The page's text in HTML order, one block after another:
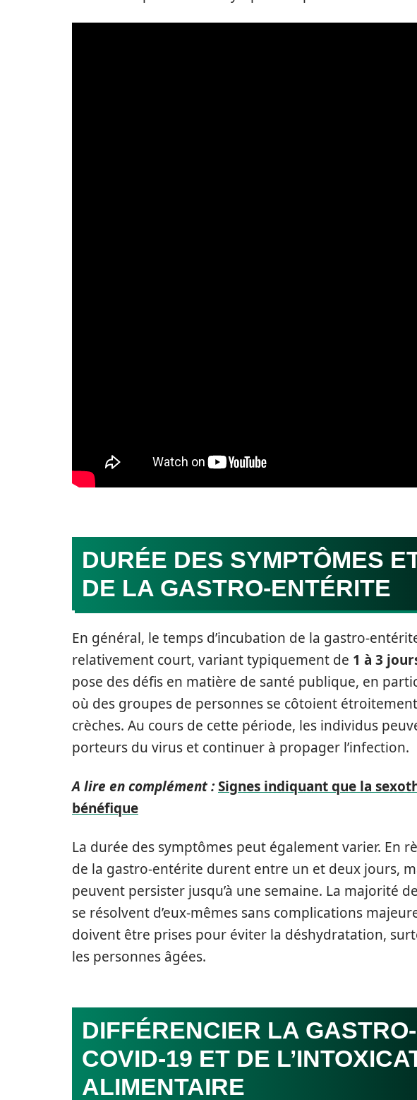
DURÉE DES SYMPTÔMES
DE LA GASTRO-ENTÉRITE
En général, le temps d’incubation de la gastro-
relativement court, variant typiquement de 1 à 3
pose des défis en matière de santé publique, en
où des groupes de personnes se côtoient
crèches. Au cours de cette période, les individus
porteurs du virus et continuer à propager l’infection.
A lire en complément :Signes indiquant que la
bénéfique
La durée des symptômes peut également varier. En
de la gastro-entérite durent entre un et deux jours,
peuvent persister jusqu’à une semaine. La majorité
se résolvent d’eux-mêmes sans complications
doivent être prises pour éviter la déshydratation,
les personnes âgées.
DIFFÉRENCIER LA
COVID-19 ET DE
ALIMENTAIRE